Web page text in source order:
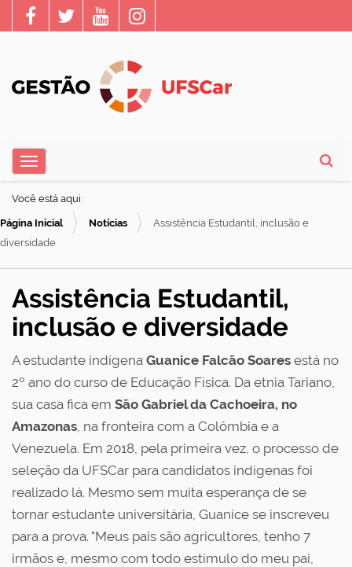
Busca
e
g
Toggle navigation
Você está aqui:
Página Inicial Notícias
Assistência Estudantil, inclusão e
diversidade
Assistência Estudantil,
inclusão e diversidade
A estudante indígena Guanice Falcão Soares está no
2º ano do curso de Educação Física. Da etnia Tariano,
sua casa fica em São Gabriel da Cachoeira, no
Amazonas, na fronteira com a Colômbia e a
Venezuela. Em 2018, pela primeira vez, o processo de
seleção da UFSCar para candidatos indígenas foi
realizado lá. Mesmo sem muita esperança de se
tornar estudante universitária, Guanice se inscreveu
para a prova. "Meus pais são agricultores, tenho 7
irmãos e, mesmo com todo estímulo do meu pai,